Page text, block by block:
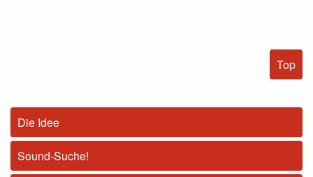
Top
Die Idee
Sound-Suche!